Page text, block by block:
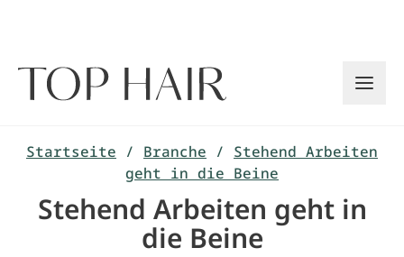
Startseite / Branche / Stehend Arbeiten
geht in die Beine
Stehend Arbeiten geht in
die Beine